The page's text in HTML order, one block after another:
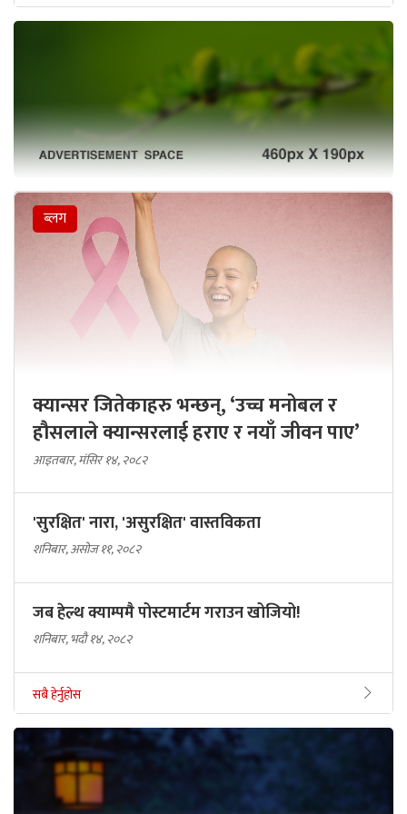
ब्लग
क्यान्सर जितेकाहरु भन्छन्, ‘उच्च मनोबल र
हौसलाले क्यान्सरलाई हराए र नयाँ जीवन पाए’
आइतबार, मंसिर १४, २०८२
'सुरक्षित' नारा, 'असुरक्षित' वास्तविकता
शनिबार, असोज ११, २०८२
जब हेल्थ क्याम्पमै पोस्टमार्टम गराउन खोजियो!
शनिबार, भदौ १४, २०८२
सबै हेर्नुहोस